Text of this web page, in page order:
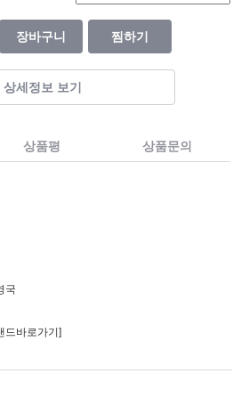
장바구니 찜하기
상세정보 보기
상품평 상품문의
국
드바로가기]